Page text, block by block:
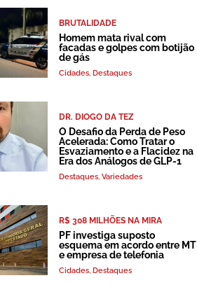
BRUTALIDADE
Homem mata rival com
facadas e golpes com botijão
de gás
Cidades, Destaques
DR. DIOGO DA TEZ
O Desafio da Perda de Peso
Acelerada: Como Tratar o
Esvaziamento e a Flacidez na
Era dos Análogos de GLP-1
Destaques, Variedades
R$ 308 MILHÕES NA MIRA
PF investiga suposto
esquema em acordo entre MT
e empresa de telefonia
Cidades, Destaques